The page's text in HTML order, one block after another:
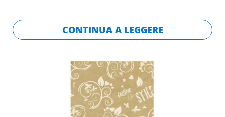
CONTINUA A LEGGERE